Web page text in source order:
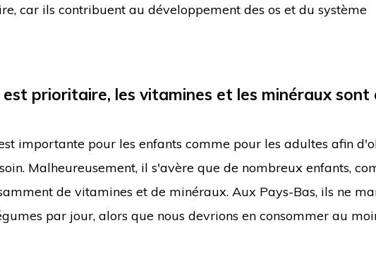
car ils contribuent au développement des os et du système
prioritaire, les vitamines et les minéraux sont
importante pour les enfants comme pour les adultes afin
Malheureusement, il s'avère que de nombreux enfants,
de vitamines et de minéraux. Aux Pays-Bas, ils ne
par jour, alors que nous devrions en consommer au